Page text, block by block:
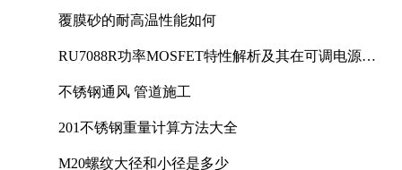
覆膜砂的耐高温性能如何
RU7088R功率MOSFET特性解析及其在可调电源设
不锈钢通风 管道施工
201不锈钢重量计算方法大全
M20螺纹大径和小径是多少